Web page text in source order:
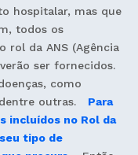
hospitalar, mas que
todos os
rol da ANS (Agência
ser fornecidos.
como
dentre outras. Para
incluídos no Rol da
tipo de